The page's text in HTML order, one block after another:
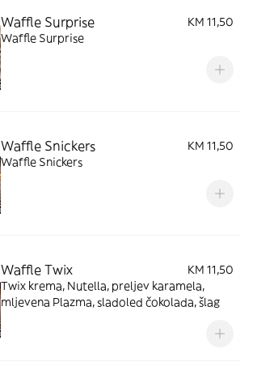
Waffle Surprise
KM 11,50
Waffle Surprise
Waffle Snickers
KM 11,50
Waffle Snickers
Waffle Twix
KM 11,50
Twix krema, Nutella, preljev karamela,
mljevena Plazma, sladoled čokolada, šlag